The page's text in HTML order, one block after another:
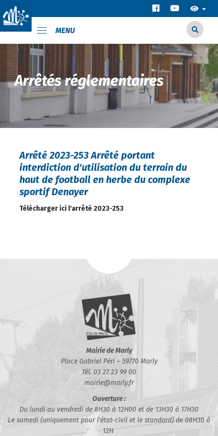
MENU
Arrêtés réglementaires
Arrêté 2023-253 Arrêté portant
interdiction d'utilisation du terrain du
haut de football en herbe du complexe
sportif Denayer
Télécharger ici l'arrêté 2023-253
Mairie de Marly
Place Gabriel Péri – 59770 Marly
Tél. 03 27 23 99 00
mairie@marly.fr
Ouverture :
Du lundi au vendredi de 8H30 à 12H00 et de 13H30 à 17H30
Le samedi (uniquement pour l'état-civil et le standard) de 08H30 à
12H